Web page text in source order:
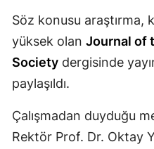
Söz konusu araştırma,
yüksek olan Journal of
Society dergisinde
paylaşıldı.
Çalışmadan duyduğu
Rektör Prof. Dr. Oktay